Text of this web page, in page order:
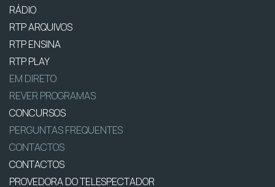
RÁDIO
RTP ARQUIVOS
RTP ENSINA
RTP PLAY
EM DIRETO
REVER PROGRAMAS
CONCURSOS
PERGUNTAS FREQUENTES
CONTACTOS
CONTACTOS
PROVEDORA DO TELESPECTADOR